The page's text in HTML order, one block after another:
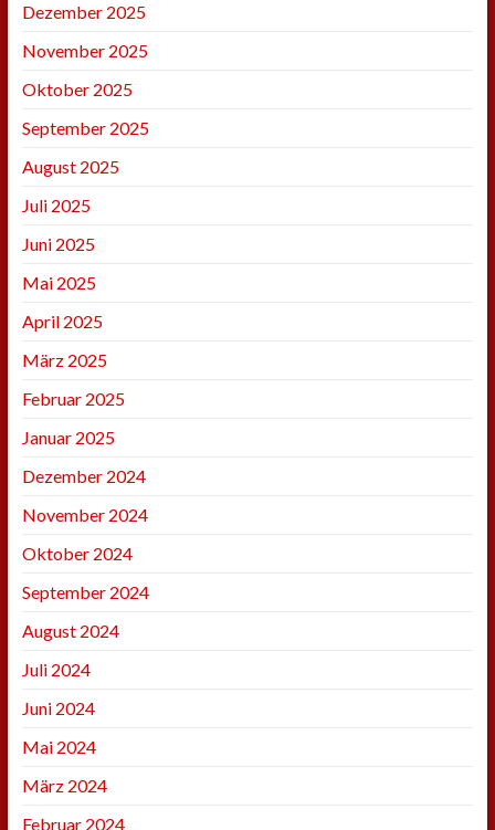
Dezember 2025
November 2025
Oktober 2025
September 2025
August 2025
Juli 2025
Juni 2025
Mai 2025
April 2025
März 2025
Februar 2025
Januar 2025
Dezember 2024
November 2024
Oktober 2024
September 2024
August 2024
Juli 2024
Juni 2024
Mai 2024
März 2024
Februar 2024